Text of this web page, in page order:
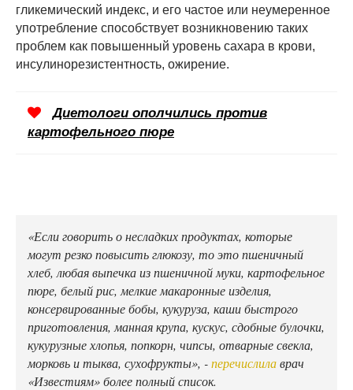
гликемический индекс, и его частое или неумеренное
употребление способствует возникновению таких
проблем как повышенный уровень сахара в крови,
инсулинорезистентность, ожирение.
Диетологи ополчились против
картофельного пюре
«Если говорить о несладких продуктах, которые
могут резко повысить глюкозу, то это пшеничный
хлеб, любая выпечка из пшеничной муки, картофельное
пюре, белый рис, мелкие макаронные изделия,
консервированные бобы, кукуруза, каши быстрого
приготовления, манная крупа, кускус, сдобные булочки,
кукурузные хлопья, попкорн, чипсы, отварные свекла,
морковь и тыква, сухофрукты», -перечислилаврач
«Известиям» более полный список.